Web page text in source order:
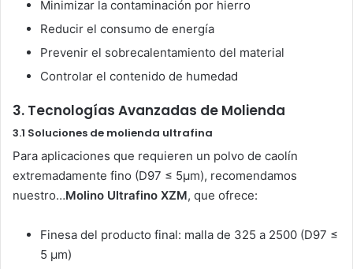
Minimizar la contaminación por hierro
Reducir el consumo de energía
Prevenir el sobrecalentamiento del material
Controlar el contenido de humedad
3. Tecnologías Avanzadas de Molienda
3.1 Soluciones de molienda ultrafina
Para aplicaciones que requieren un polvo de caolín
extremadamente fino (D97 ≤ 5μm), recomendamos
nuestro…Molino Ultrafino XZM, que ofrece:
Finesa del producto final: malla de 325 a 2500 (D97 ≤
5 μm)